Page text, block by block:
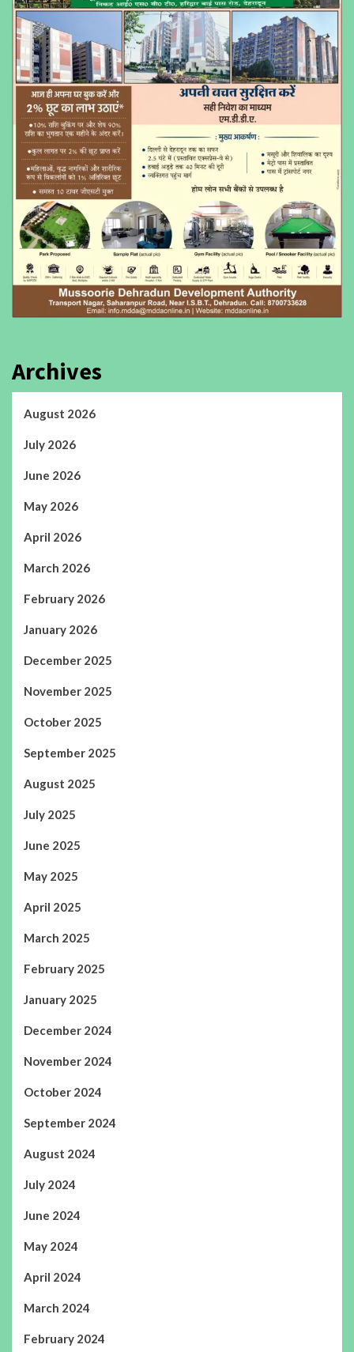
Archives
August 2026
July 2026
June 2026
May 2026
April 2026
March 2026
February 2026
January 2026
December 2025
November 2025
October 2025
September 2025
August 2025
July 2025
June 2025
May 2025
April 2025
March 2025
February 2025
January 2025
December 2024
November 2024
October 2024
September 2024
August 2024
July 2024
June 2024
May 2024
April 2024
March 2024
February 2024